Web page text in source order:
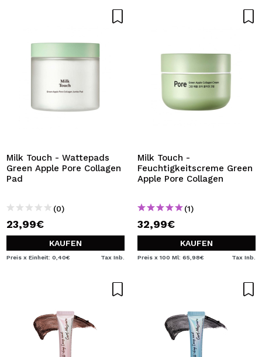
Milk Touch - Wattepads
Green Apple Pore Collagen
Pad
(0)
23,99€
KAUFEN
Preis x Einheit: 0,40€ Tax Inb.
Milk Touch -
Feuchtigkeitscreme Green
Apple Pore Collagen
(1)
32,99€
KAUFEN
Preis x 100 Ml: 65,98€ Tax Inb.